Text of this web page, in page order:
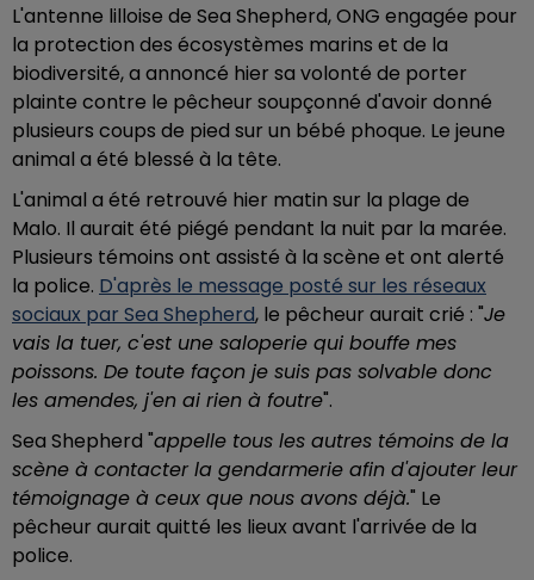
L'antenne lilloise de Sea Shepherd, ONG engagée pour
la protection des écosystèmes marins et de la
biodiversité, a annoncé hier sa volonté de porter
plainte contre le pêcheur soupçonné d'avoir donné
plusieurs coups de pied sur un bébé phoque. Le jeune
animal a été blessé à la tête.
L'animal a été retrouvé hier matin sur la plage de
Malo. Il aurait été piégé pendant la nuit par la marée.
Plusieurs témoins ont assisté à la scène et ont alerté
la police. D'après le message posté sur les réseaux
sociaux par Sea Shepherd, le pêcheur aurait crié : "Je
vais la tuer, c'est une saloperie qui bouffe mes
poissons. De toute façon je suis pas solvable donc
les amendes, j'en ai rien à foutre".
Sea Shepherd "appelle tous les autres témoins de la
scène à contacter la gendarmerie afin d'ajouter leur
témoignage à ceux que nous avons déjà." Le
pêcheur aurait quitté les lieux avant l'arrivée de la
police.